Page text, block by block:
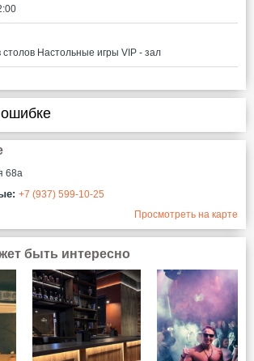
столов Настольные игры VIP - зал
68а
+7 (937) 599-10-25
Просмотреть на карте
быть интересно